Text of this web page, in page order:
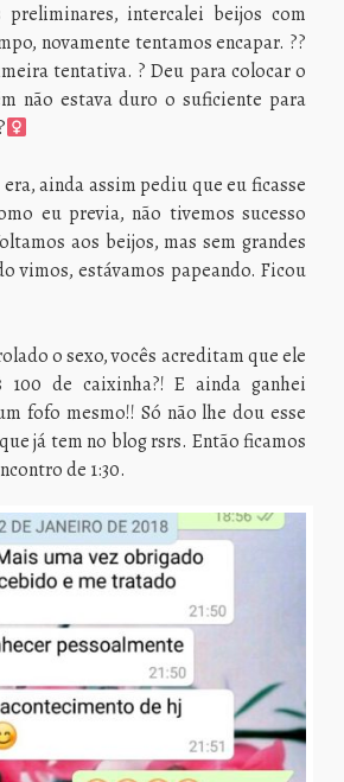
preliminares, intercalei beijos com
novamente tentamos encapar. ??
tentativa. ? Deu para colocar o
não estava duro o suficiente para
ainda assim pediu que eu ficasse
eu previa, não tivemos sucesso
aos beijos, mas sem grandes
vimos, estávamos papeando. Ficou
o sexo, vocês acreditam que ele
100 de caixinha?! E ainda ganhei
fofo mesmo!! Só não lhe dou esse
já tem no blog rsrs. Então ficamos
de 1:30.